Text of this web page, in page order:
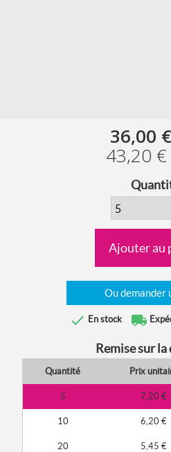
36,00 €
43,20 €
Ajouter au
Ou demander
done En stock local_shipping
Remise sur
Quantité Prix
5 7,20 €
10 6,20 €
20 5,45 €